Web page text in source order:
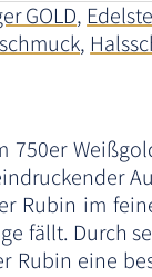
GOLD,
,
750er
Rubin im
fällt. Durch
Rubin eine